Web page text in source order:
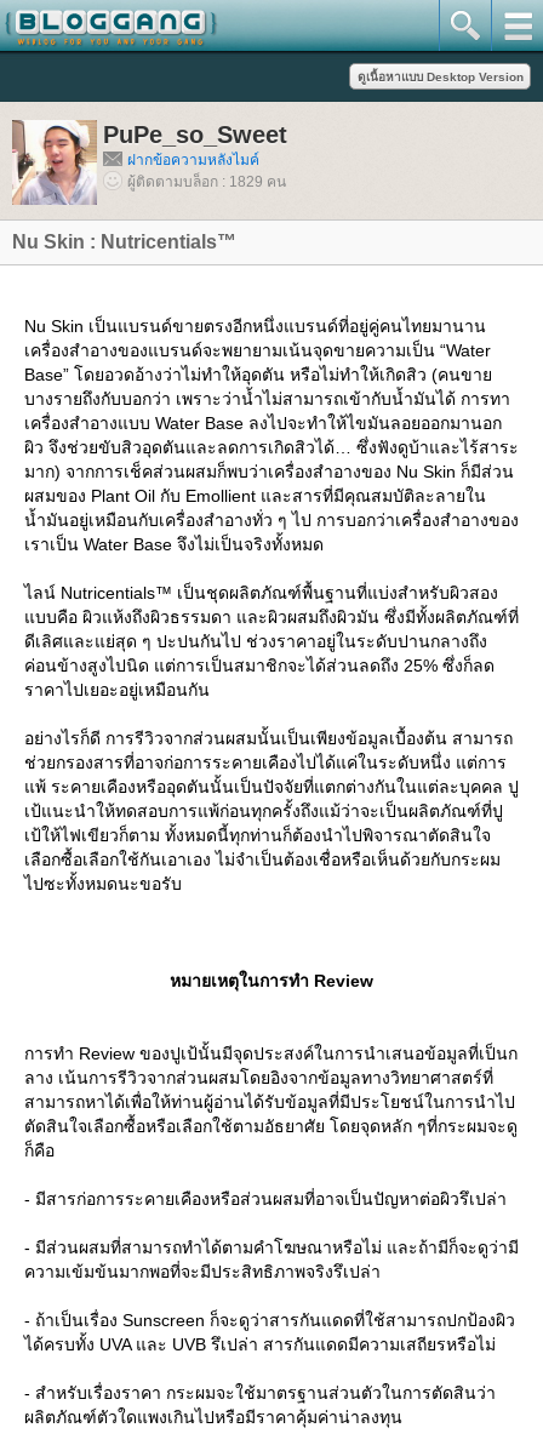
PuPe_so_Sweet
ฝากข้อความหลังไมค์
ผู้ติดตามบล็อก : 1829 คน
Nu Skin : Nutricentials™
Nu Skin เป็นแบรนด์ขายตรงอีกหนึ่งแบรนด์ที่อยู่คู่คนไทยมานาน
เครื่องสำอางของแบรนด์จะพยายามเน้นจุดขายความเป็น “Water
Base” โดยอวดอ้างว่าไม่ทำให้อุดตัน หรือไม่ทำให้เกิดสิว (คนขา
บางรายถึงกับบอกว่า เพราะว่าน้ำไม่สามารถเข้ากับน้ำมันได้ การทา
เครื่องสำอางแบบ Water Base ลงไปจะทำให้ไขมันลอยออกมานอก
ผิว จึงช่วยขับสิวอุดตันและลดการเกิดสิวได้… ซึ่งฟังดูบ้าและไร้สาระ
มาก) จากการเช็คส่วนผสมก็พบว่าเครื่องสำอางของ Nu Skin ก็มีส่วน
ผสมของ Plant Oil กับ Emollient และสารที่มีคุณสมบัติละลายใน
น้ำมันอยู่เหมือนกับเครื่องสำอางทั่ว ๆ ไป การบอกว่าเครื่องสำอางของ
เราเป็น Water Base จึงไม่เป็นจริงทั้งหมด
ไลน์ Nutricentials™ เป็นชุดผลิตภัณฑ์พื้นฐานที่แบ่งสำหรับผิวสอง
บบคือ ผิวแห้งถึงผิวธรรมดา และผิวผสมถึงผิวมัน ซึ่งมีทั้งผลิตภัณฑ์ที่
ดีเลิศและแย่สุด ๆ ปะปนกันไป ช่วงราคาอยู่ในระดับปานกลางถึง
ค่อนข้างสูงไปนิด แต่การเป็นสมาชิกจะได้ส่วนลดถึง 25% ซึ่งก็ลด
ราคาไปเยอะอยู่เหมือนกัน
อย่างไรก็ดี การรีวิวจากส่วนผสมนั้นเป็นเพียงข้อมูลเบื้องต้น สามารถ
ช่วยกรองสารที่อาจก่อการระคายเคืองไปได้แค่ในระดับหนึ่ง แต่การ
พ้ ระคายเคืองหรืออุดตันนั้นเป็นปัจจัยที่แตกต่างกันในแต่ละบุคคล ปู
เป้แนะนำให้ทดสอบการแพ้ก่อนทุกครั้งถึงแม้ว่าจะเป็นผลิตภัณฑ์ที่ปู
เป้ให้ไฟเขียวก็ตาม ทั้งหมดนี้ทุกท่านก็ต้องนำไปพิจารณาตัดสินใจ
เลือกซื้อเลือกใช้กันเอาเอง ไม่จำเป็นต้องเชื่อหรือเห็นด้วยกับกระผม
ไปซะทั้งหมดนะขอรับ
หมายเหตุในการทำ Review
การทำ Review ของปูเป้นั้นมีจุดประสงค์ในการนำเสนอข้อมูลที่เป็นก
ลาง เน้นการรีวิวจากส่วนผสมโดยอิงจากข้อมูลทางวิทยาศาสตร์ที่
สามารถหาได้เพื่อให้ท่านผู้อ่านได้รับข้อมูลที่มีประโยชน์ในการนำไป
ตัดสินใจเลือกซื้อหรือเลือกใช้ตามอัธยาศัย โดยจุดหลัก ๆที่กระผมจะดู
ก็คือ
- มีสารก่อการระคายเคืองหรือส่วนผสมที่อาจเป็นปัญหาต่อผิวรึเปล่า
- มีส่วนผสมที่สามารถทำได้ตามคำโฆษณาหรือไม่ และถ้ามีก็จะดูว่ามี
ความเข้มข้นมากพอที่จะมีประสิทธิภาพจริงรึเปล่า
- ถ้าเป็นเรื่อง Sunscreen ก็จะดูว่าสารกันแดดที่ใช้สามารถปกป้องผิว
ได้ครบทั้ง UVA และ UVB รึเปล่า สารกันแดดมีความเสถียรหรือไม่
- สำหรับเรื่องราคา กระผมจะใช้มาตรฐานส่วนตัวในการตัดสินว่า
ผลิตภัณฑ์ตัวใดแพงเกินไปหรือมีราคาคุ้มค่าน่าลงทุน